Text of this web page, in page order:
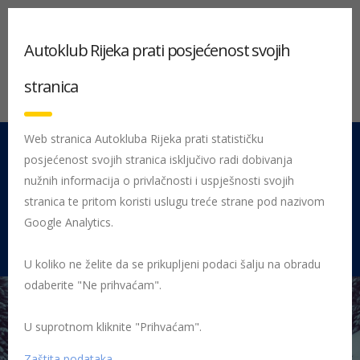
051 212 442 Centrala
Pon - Pet 08:00 - 16:00
Rujevica 9/1, 51000 Rijeka
Početna Posljednje objavljene novosti
Autoklub Rijeka prati posjećenost svojih
stranica
Web stranica Autokluba Rijeka prati statističku
posjećenost svojih stranica isključivo radi dobivanja
nužnih informacija o privlačnosti i uspješnosti svojih
stranica te pritom koristi uslugu treće strane pod nazivom
Google Analytics.
U koliko ne želite da se prikupljeni podaci šalju na obradu
odaberite "Ne prihvaćam".
U suprotnom kliknite "Prihvaćam".